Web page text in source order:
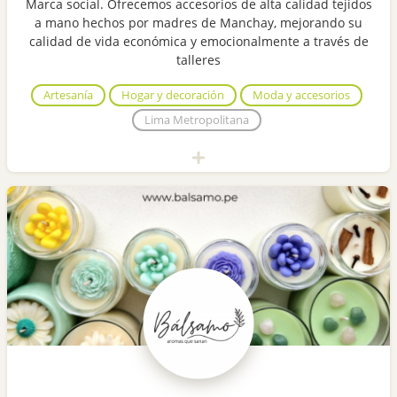
Marca social. Ofrecemos accesorios de alta calidad tejidos
a mano hechos por madres de Manchay, mejorando su
calidad de vida económica y emocionalmente a través de
talleres
Artesanía Hogar y decoración
Moda y accesorios
Lima Metropolitana